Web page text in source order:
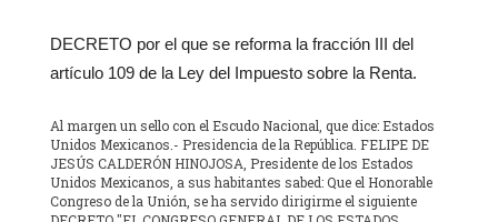
DECRETO por el que se reforma la fracción III del
artículo 109 de la Ley del Impuesto sobre la Renta.
Al margen un sello con el Escudo Nacional, que dice: Estados
Unidos Mexicanos.- Presidencia de la República. FELIPE DE
JESÚS CALDERÓN HINOJOSA, Presidente de los Estados
Unidos Mexicanos, a sus habitantes sabed: Que el Honorable
Congreso de la Unión, se ha servido dirigirme el siguiente